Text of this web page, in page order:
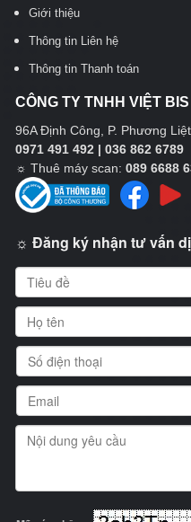
Giới thiệu
Thông tin Liên hệ
Thông tin Thanh toán
CÔNG TY TNHH VIỆT BIS
96A Định Công, P. Phương
0971 491 492 | 036 862 6789
☼ Thuê máy scan: 089 6688
☼ Đăng ký nhận tư vấn